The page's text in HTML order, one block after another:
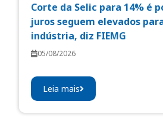
Corte da Selic para 14% é
juros seguem elevados
indústria, diz FIEMG
05/08/2026
Leia mais